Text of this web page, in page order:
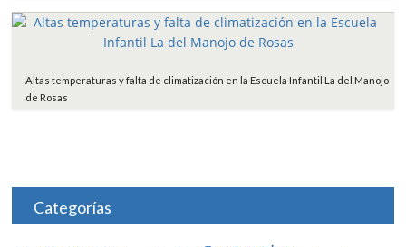
Altas temperaturas y falta de climatización en la Escuela Infantil La del Manojo
de Rosas
Categorías